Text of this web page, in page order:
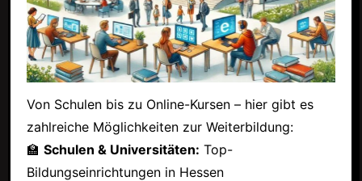
Von Schulen bis zu Online-Kursen – hier gibt es
zahlreiche Möglichkeiten zur Weiterbildung:
🏫 Schulen & Universitäten: Top-
Bildungseinrichtungen in Hessen